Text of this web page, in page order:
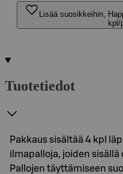
Lisää suosikkeihin,
kpl/
Tuotetiedot
Pakkaus sisältää 4 kpl
ilmapalloja, joiden
Pallojen täyttämiseen